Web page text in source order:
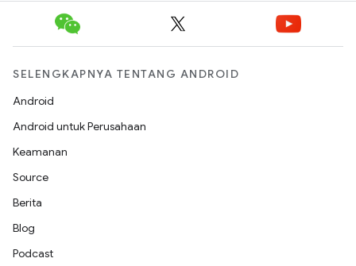
SELENGKAPNYA TENTANG ANDROID
Android
Android untuk Perusahaan
Keamanan
Source
Berita
Blog
Podcast